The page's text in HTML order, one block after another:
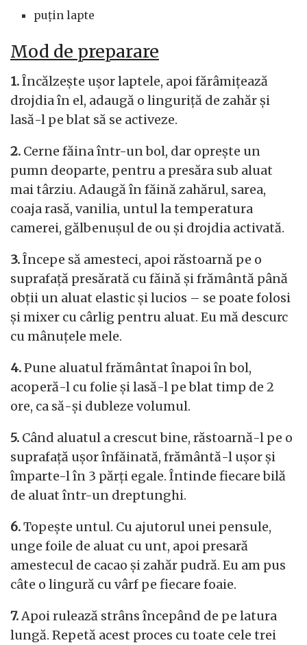
puțin lapte
Mod de preparare
1.Încălzește ușor laptele, apoi fărâmițează
drojdia în el, adaugă o linguriță de zahăr și
lasă-l pe blat să se activeze.
2. Cerne făina într-un bol, dar oprește un
pumn deoparte, pentru a presăra sub aluat
mai târziu. Adaugă în făină zahărul, sarea,
coaja rasă, vanilia, untul la temperatura
camerei, gălbenușul de ou și drojdia activată.
3.Începe să amesteci, apoi răstoarnă pe o
suprafață presărată cu făină și frământă până
obții un aluat elastic și lucios – se poate folosi
și mixer cu cârlig pentru aluat. Eu mă descurc
cu mânuțele mele.
4.Pune aluatul frământat înapoi în bol,
acoperă-l cu folie și lasă-l pe blat timp de 2
ore, ca să-și dubleze volumul.
5. Când aluatul a crescut bine, răstoarnă-l pe o
suprafață ușor înfăinată, frământă-l ușor și
împarte-l în 3 părți egale. Întinde fiecare bilă
de aluat într-un dreptunghi.
6.Topește untul. Cu ajutorul unei pensule,
unge foile de aluat cu unt, apoi presară
amestecul de cacao și zahăr pudră. Eu am pus
câte o lingură cu vârf pe fiecare foaie.
7.Apoi rulează strâns începând de pe latura
lungă. Repetă acest proces cu toate cele trei